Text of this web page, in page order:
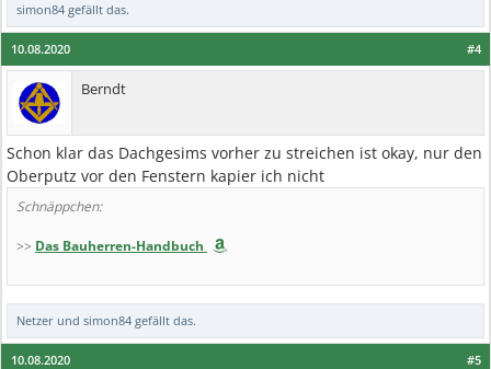
simon84 gefällt das.
#4
10.08.2020
Berndt
Schon klar das Dachgesims vorher zu streichen ist okay, nur den
Oberputz vor den Fenstern kapier ich nicht
Schnäppchen:
>> Das Bauherren-Handbuch
Netzer und simon84 gefällt das.
#5
10.08.2020